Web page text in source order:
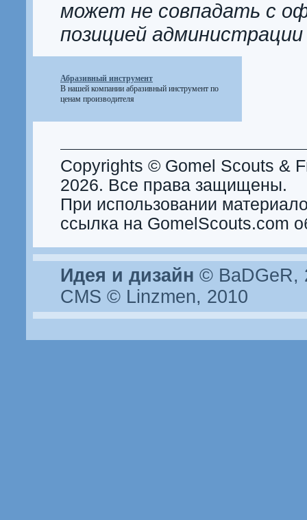
может не совпадать с
позицией
Абразивный инструмент
В нашей компании абразивный инструмент по
ценам производителя
Copyrights © Gomel Scouts &
2026. Все права защищены.
При использовании
ссылка на GomelScouts.com
Идея и дизайн © BaDGeR,
CMS © Linzmen, 2010